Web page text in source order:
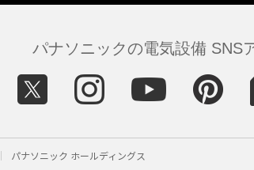
パナソニックの電気設備 SNS
パナソニック ホールディングス